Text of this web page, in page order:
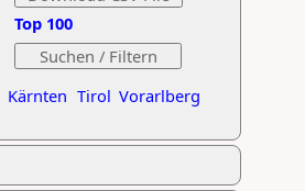
Kärnten Tirol Vorarlberg
Top 100